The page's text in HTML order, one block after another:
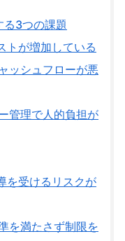
る3つの課題
トが増加している
ッシュフローが悪
管理で人的負担が
を受けるリスクが
を満たさず制限を